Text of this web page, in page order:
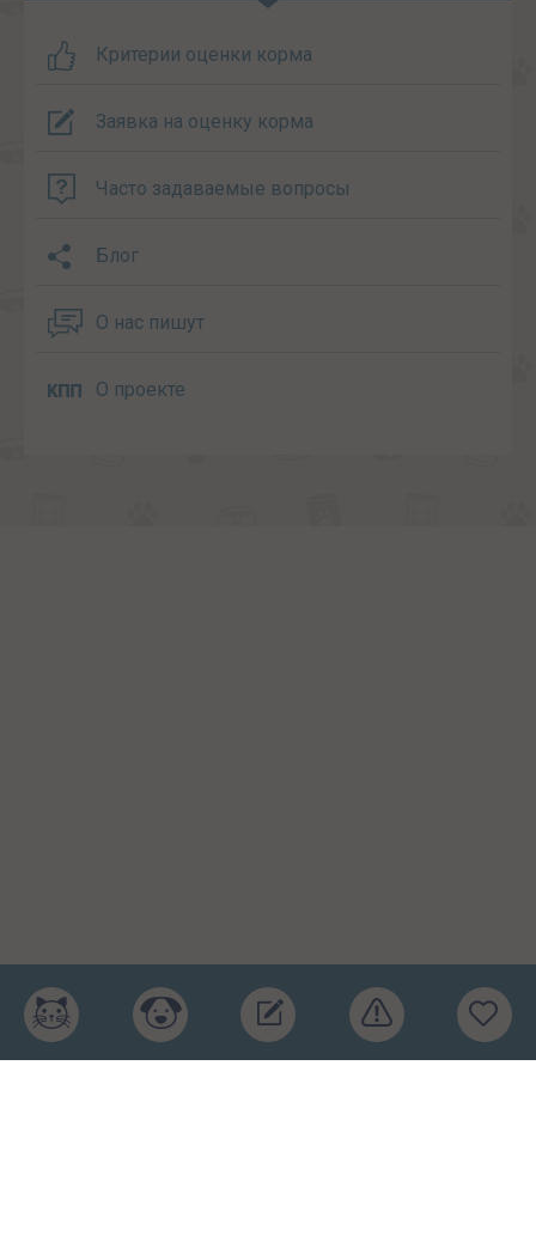
Критерии оценки корма
Заявка на оценку корма
Часто задаваемые вопросы
Блог
О нас пишут
О проекте